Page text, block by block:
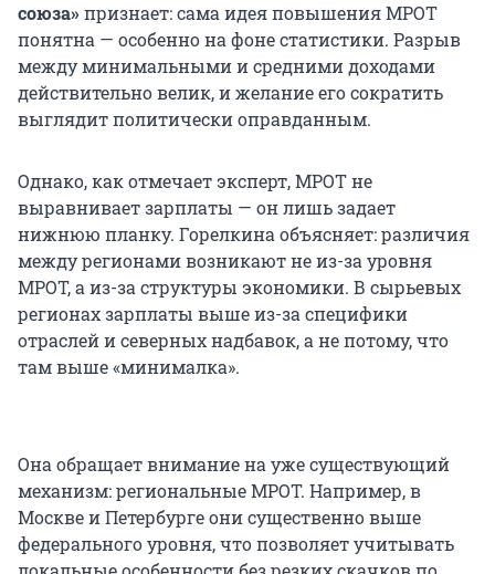
союза»признает: сама идея повышения МРОТ
понятна — особенно на фоне статистики. Разрыв
между минимальными и средними доходами
действительно велик, и желание его сократить
выглядит политически оправданным.
Однако, как отмечает эксперт, МРОТ не
выравнивает зарплаты — он лишь задает
нижнюю планку. Горелкина объясняет: различия
между регионами возникают не из-за уровня
МРОТ, а из-за структуры экономики. В сырьевых
регионах зарплаты выше из-за специфики
отраслей и северных надбавок, а не потому, что
там выше «минималка».
Она обращает внимание на уже существующий
механизм: региональные МРОТ. Например, в
Москве и Петербурге они существенно выше
федерального уровня, что позволяет учитывать